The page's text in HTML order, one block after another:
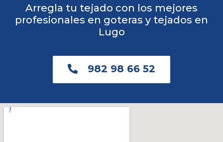
Arregla tu tejado con los mejores
profesionales en goteras y tejados en
Lugo
982 98 66 52